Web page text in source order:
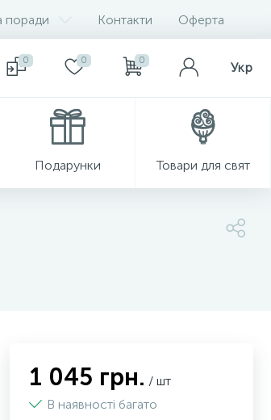
поради Контакти Оферта
0 0 0 Укр
Подарунки Товари для свят
1 045 грн. / шт
В наявності багато